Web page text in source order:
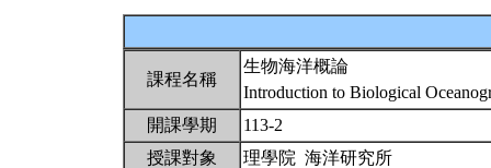
課程名稱
生物海洋概論
Introduction to Biological
開課學期
113-2
授課對象
理學院 海洋研究所